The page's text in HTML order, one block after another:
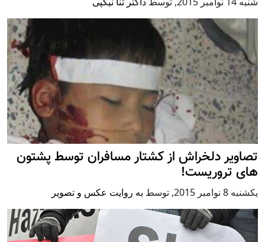
تصاویر دلخراش از کشتار مسافران توسط پشتون
های تروریست!
يكشنبه 8 نوامبر 2015 , توسط به روایت عکس و تصویر